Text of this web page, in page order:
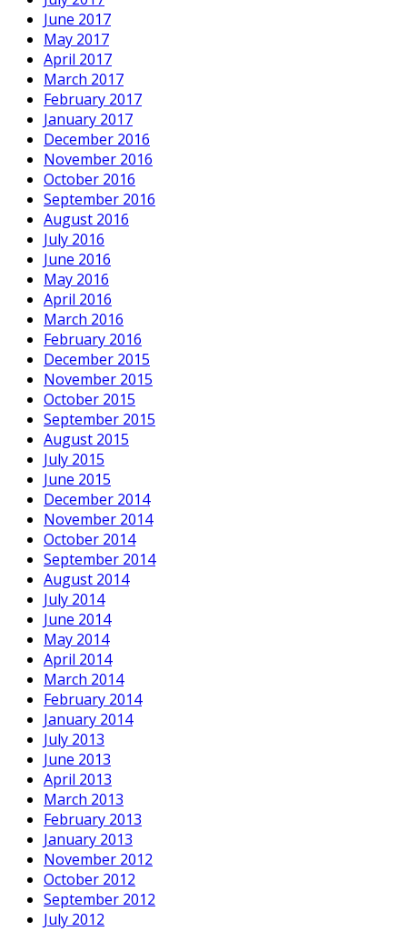
June 2017
May 2017
April 2017
March 2017
February 2017
January 2017
December 2016
November 2016
October 2016
September 2016
August 2016
July 2016
June 2016
May 2016
April 2016
March 2016
February 2016
December 2015
November 2015
October 2015
September 2015
August 2015
July 2015
June 2015
December 2014
November 2014
October 2014
September 2014
August 2014
July 2014
June 2014
May 2014
April 2014
March 2014
February 2014
January 2014
July 2013
June 2013
April 2013
March 2013
February 2013
January 2013
November 2012
October 2012
September 2012
July 2012